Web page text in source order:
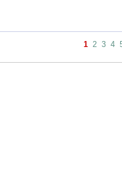
1 2 3 4